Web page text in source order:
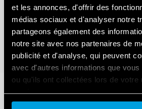
et les annonces, d'offrir des
médias sociaux et d'analyser notre
partageons également des
notre site avec nos partenaires de
publicité et d'analyse, qui peuvent
avec d'autres informations que
ou qu'ils ont collectées lors de votre
services.